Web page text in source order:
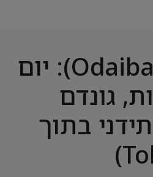
אודאיבה (Odaiba): יום
גונדם
בתוך